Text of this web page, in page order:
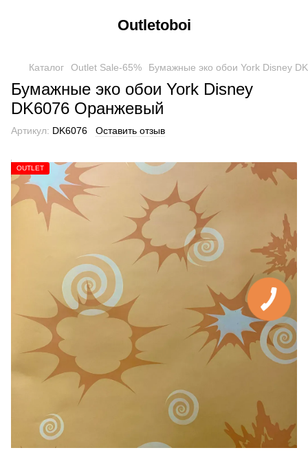
Outletoboi
Каталог Outlet Sale-65% Бумажные эко обои York Disney
Бумажные эко обои York Disney
DK6076 Оранжевый
Артикул: DK6076 Оставить отзыв
OUTLET